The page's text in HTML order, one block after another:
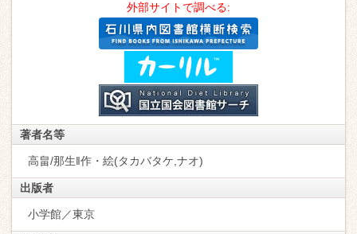
外部サイトで調べる:
著者名等
高畠/那生‖作・絵(タカバタケ,ナオ)
出版者
小学館／東京